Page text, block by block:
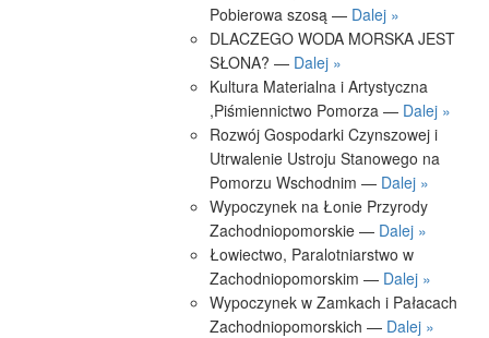
Pobierowa szosą — Dalej »
DLACZEGO WODA MORSKA JEST
SŁONA? — Dalej »
Kultura Materialna i Artystyczna
,Piśmiennictwo Pomorza — Dalej »
Rozwój Gospodarki Czynszowej i
Utrwalenie Ustroju Stanowego na
Pomorzu Wschodnim — Dalej »
Wypoczynek na Łonie Przyrody
Zachodniopomorskie — Dalej »
Łowiectwo, Paralotniarstwo w
Zachodniopomorskim — Dalej »
Wypoczynek w Zamkach i Pałacach
Zachodniopomorskich — Dalej »